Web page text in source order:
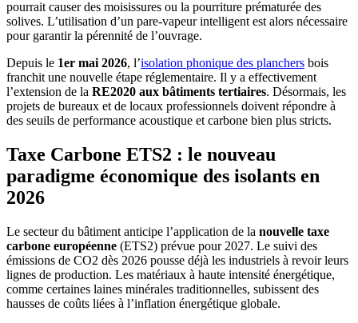
pourrait causer des moisissures ou la pourriture prématurée des
solives. L’utilisation d’un pare-vapeur intelligent est alors nécessaire
pour garantir la pérennité de l’ouvrage.
Depuis le 1er mai 2026, l’isolation phonique des planchers bois
franchit une nouvelle étape réglementaire. Il y a effectivement
l’extension de la RE2020 aux bâtiments tertiaires. Désormais, les
projets de bureaux et de locaux professionnels doivent répondre à
des seuils de performance acoustique et carbone bien plus stricts.
Taxe Carbone ETS2 : le nouveau
paradigme économique des isolants en
2026
Le secteur du bâtiment anticipe l’application de la nouvelle taxe
carbone européenne (ETS2) prévue pour 2027. Le suivi des
émissions de CO2 dès 2026 pousse déjà les industriels à revoir leurs
lignes de production. Les matériaux à haute intensité énergétique,
comme certaines laines minérales traditionnelles, subissent des
hausses de coûts liées à l’inflation énergétique globale.